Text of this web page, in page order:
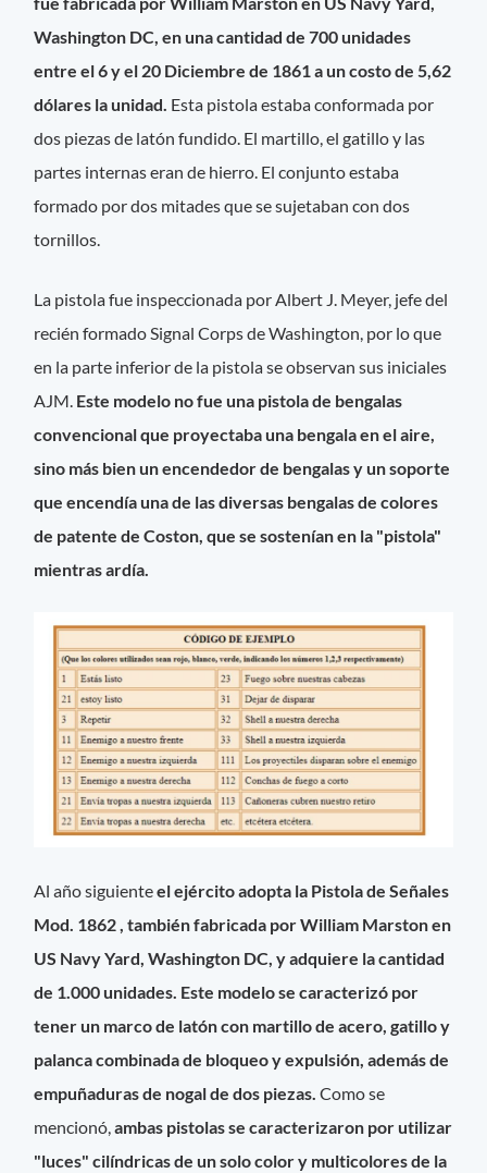
Washington DC, en una cantidad de 700 unidades
entre el 6 y el 20 Diciembre de 1861 a un costo de 5,62
dólares la unidad. Esta pistola estaba conformada por
dos piezas de latón fundido. El martillo, el gatillo y las
partes internas eran de hierro. El conjunto estaba
formado por dos mitades que se sujetaban con dos
tornillos.
La pistola fue inspeccionada por Albert J. Meyer, jefe del
recién formado Signal Corps de Washington, por lo que
en la parte inferior de la pistola se observan sus iniciales
AJM. Este modelo no fue una pistola de bengalas
convencional que proyectaba una bengala en el aire,
sino más bien un encendedor de bengalas y un soporte
que encendía una de las diversas bengalas de colores
de patente de Coston, que se sostenían en la "pistola"
mientras ardía.
Al año siguienteel ejército adopta la Pistola de Señales
Mod. 1862 , también fabricada por William Marston en
US Navy Yard, Washington DC, y adquiere la cantidad
de 1.000 unidades. Este modelo se caracterizó por
tener un marco de latón con martillo de acero, gatillo y
palanca combinada de bloqueo y expulsión, además de
empuñaduras de nogal de dos piezas.Como se
mencionó,ambas pistolas se caracterizaron por utilizar
"luces" cilíndricas de un solo color y multicolores de la